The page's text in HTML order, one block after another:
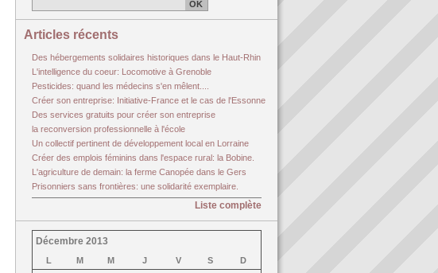
Articles récents
Des hébergements solidaires historiques dans le Haut-Rhin
L'intelligence du coeur: Locomotive à Grenoble
Pesticides: quand les médecins s'en mêlent....
Créer son entreprise: Initiative-France et le cas de l'Essonne
Des services gratuits pour créer son entreprise
la reconversion professionnelle à l'école
Un collectif pertinent de développement local en Lorraine
Créer des emplois féminins dans l'espace rural: la Bobine.
L'agriculture de demain: la ferme Canopée dans le Gers
Prisonniers sans frontières: une solidarité exemplaire.
Liste complète
Décembre 2013
L M M J V S
D